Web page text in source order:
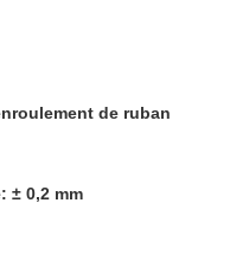
de ruban
± 0,2 mm